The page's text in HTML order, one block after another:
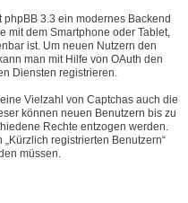
3.3 ein modernes Backend
mit dem Smartphone oder Tablet,
ist. Um neuen Nutzern den
man mit Hilfe von OAuth den
Diensten registrieren.
Vielzahl von Captchas auch die
können neuen Benutzern bis zu
Rechte entzogen werden.
registrierten Benutzern“
müssen.